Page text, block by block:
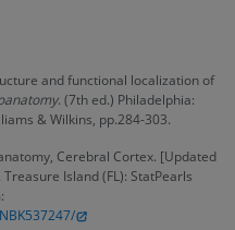
and functional localization of
. (7th ed.) Philadelphia:
& Wilkins, pp.284-303.
Cerebral Cortex. [Updated
Island (FL): StatPearls